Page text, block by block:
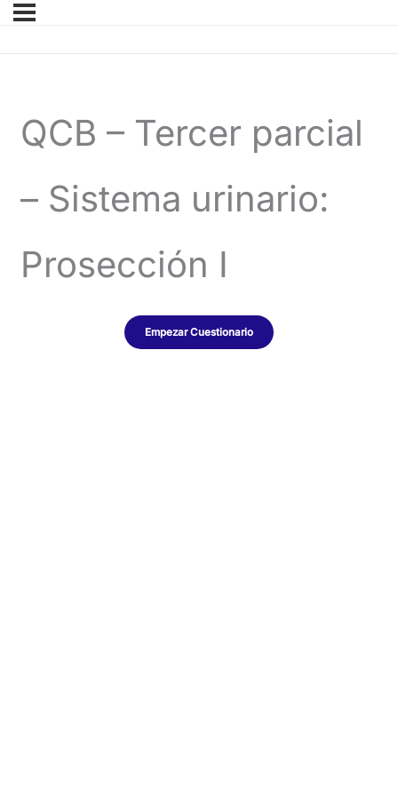
QCB – Tercer parcial
– Sistema urinario:
Prosección I